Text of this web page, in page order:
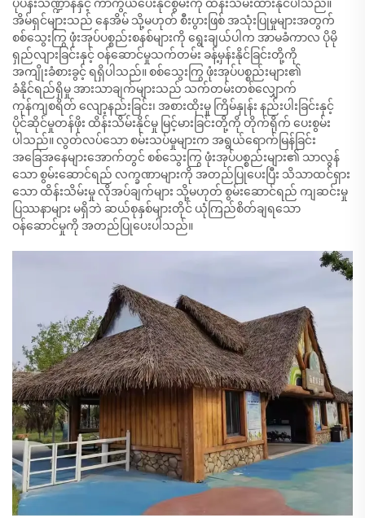
ပုံပန်းသဏ္ဍာန်နှင့် ကာကွယ်ပေးနိုင်စွမ်းကို ထိန်းသိမ်းထားနိုင်ပါသည်။
အိမ်ရှင်များသည် နေအိမ် သို့မဟုတ် စီးပွားဖြစ် အသုံးပြုမှုများအတွက်
စစ်သွေးကြွ ဖုံးအုပ်ပစ္စည်းစနစ်များကို ရွေးချယ်ပါက အာမခံကာလ ပိုမို
ရှည်လျားခြင်းနှင့် ဝန်ဆောင်မှုသက်တမ်း ခန့်မှန်းနိုင်ခြင်းတို့ကို
အကျိုးခံစားခွင့် ရရှိပါသည်။ စစ်သွေးကြွ ဖုံးအုပ်ပစ္စည်းများ၏
ခံနိုင်ရည်ရှိမှု အားသာချက်များသည် သက်တမ်းတစ်လျှောက်
ကုန်ကျစရိတ် လျော့နည်းခြင်း၊ အစားထိုးမှု ကြိမ်နှုန်း နည်းပါးခြင်းနှင့်
ပိုင်ဆိုင်မှုတန်ဖိုး ထိန်းသိမ်းနိုင်မှု မြင့်မားခြင်းတို့ကို တိုက်ရိုက် ပေးစွမ်း
ပါသည်။ လွတ်လပ်သော စမ်းသပ်မှုများက အရွယ်ရောက်မြန်ခြင်း
အခြေအနေများအောက်တွင် စစ်သွေးကြွ ဖုံးအုပ်ပစ္စည်းများ၏ သာလွန်
သော စွမ်းဆောင်ရည် လက္ခဏာများကို အတည်ပြုပေးပြီး သိသာထင်ရှား
သော ထိန်းသိမ်းမှု လိုအပ်ချက်များ သို့မဟုတ် စွမ်းဆောင်ရည် ကျဆင်းမှု
ပြဿနာများ မရှိဘဲ ဆယ်စုနှစ်များတိုင် ယုံကြည်စိတ်ချရသော
ဝန်ဆောင်မှုကို အတည်ပြုပေးပါသည်။